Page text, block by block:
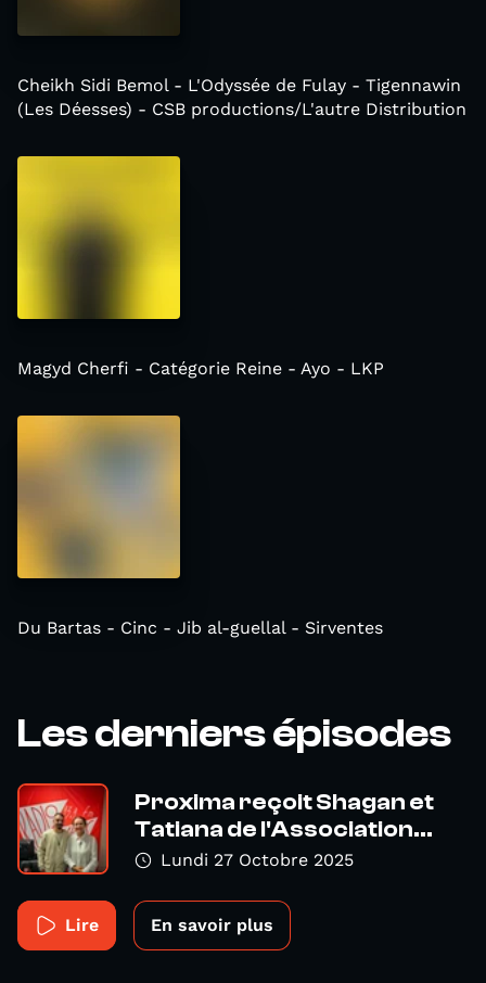
Cheikh Sidi Bemol - L'Odyssée de Fulay - Tigennawin
(Les Déesses) - CSB productions/L'autre Distribution
Magyd Cherfi - Catégorie Reine - Ayo - LKP
Du Bartas - Cinc - Jib al-guellal - Sirventes
Les derniers épisodes
Proxima reçoit Shagan et
Tatiana de l'Association...
Lundi 27 Octobre 2025
Lire En savoir plus